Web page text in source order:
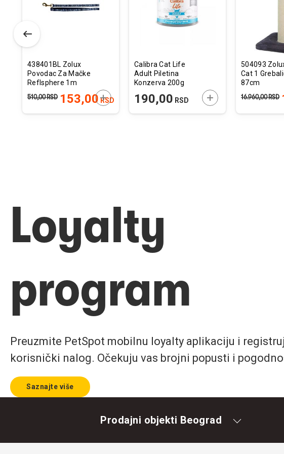
U KORPU
438401BL Zolux
Povodac Za Mačke
Reflsphere 1m
153,00 RSD
510,00RSD DODAJTE U KORPU
Calibra Cat Life
Adult Piletina
Konzerva 200g
190,00 RSD DODAJTE U KORPU
504093
Cat 1
87cm
16.960,00RSD
Loyalty
program
Preuzmite PetSpot mobilnu loyalty aplikaciju i
korisnički nalog. Očekuju vas brojni popusti i
Saznajte više
Prodajni objekti Beograd